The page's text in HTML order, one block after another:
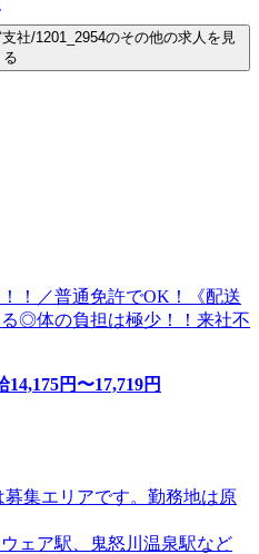
社/1201_2954のその他の求人を見
る
！／普通免許でOK！《配送
◎体の負担は極少！！来社不
14,175円〜17,719円
集エリアです。勤務地は原
ェア駅、鬼怒川温泉駅など